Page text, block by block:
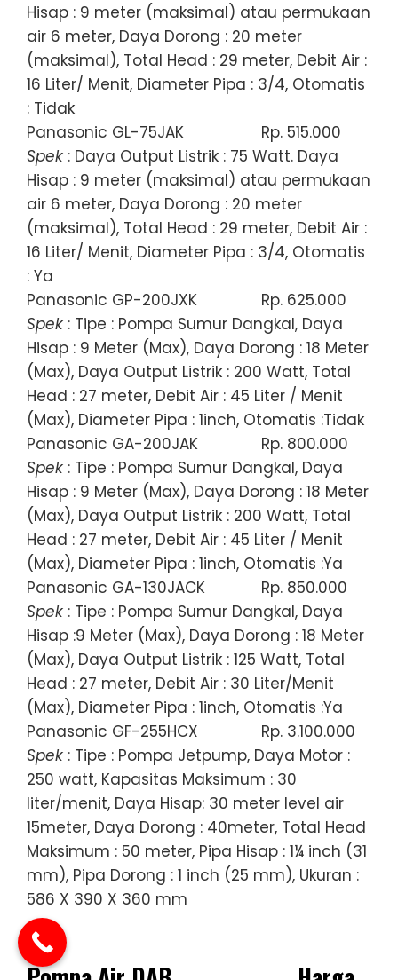
Hisap : 9 meter (maksimal) atau permukaan
air 6 meter, Daya Dorong : 20 meter
(maksimal), Total Head : 29 meter, Debit Air :
16 Liter/ Menit, Diameter Pipa : 3/4, Otomatis
: Tidak
Panasonic GL-75JAK
Rp. 515.000
Spek : Daya Output Listrik : 75 Watt. Daya
Hisap : 9 meter (maksimal) atau permukaan
air 6 meter, Daya Dorong : 20 meter
(maksimal), Total Head : 29 meter, Debit Air :
16 Liter/ Menit, Diameter Pipa : 3/4, Otomatis
: Ya
Panasonic GP-200JXK
Rp. 625.000
Spek : Tipe : Pompa Sumur Dangkal, Daya
Hisap : 9 Meter (Max), Daya Dorong : 18 Meter
(Max), Daya Output Listrik : 200 Watt, Total
Head : 27 meter, Debit Air : 45 Liter / Menit
(Max), Diameter Pipa : 1inch, Otomatis :Tidak
Panasonic GA-200JAK
Rp. 800.000
Spek : Tipe : Pompa Sumur Dangkal, Daya
Hisap : 9 Meter (Max), Daya Dorong : 18 Meter
(Max), Daya Output Listrik : 200 Watt, Total
Head : 27 meter, Debit Air : 45 Liter / Menit
(Max), Diameter Pipa : 1inch, Otomatis :Ya
Panasonic GA-130JACK
Rp. 850.000
Spek : Tipe : Pompa Sumur Dangkal, Daya
Hisap :9 Meter (Max), Daya Dorong : 18 Meter
(Max), Daya Output Listrik : 125 Watt, Total
Head : 27 meter, Debit Air : 30 Liter/Menit
(Max), Diameter Pipa : 1inch, Otomatis :Ya
Panasonic GF-255HCX
Rp. 3.100.000
Spek : Tipe : Pompa Jetpump, Daya Motor :
250 watt, Kapasitas Maksimum : 30
liter/menit, Daya Hisap: 30 meter level air
15meter, Daya Dorong : 40meter, Total Head
Maksimum : 50 meter, Pipa Hisap : 1¼ inch (31
mm), Pipa Dorong : 1 inch (25 mm), Ukuran :
586 X 390 X 360 mm